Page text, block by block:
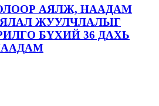
АЯЛЖ, НААДАМ
ЖУУЛЧЛАЛЫГ
БҮХИЙ 36 ДАХЬ